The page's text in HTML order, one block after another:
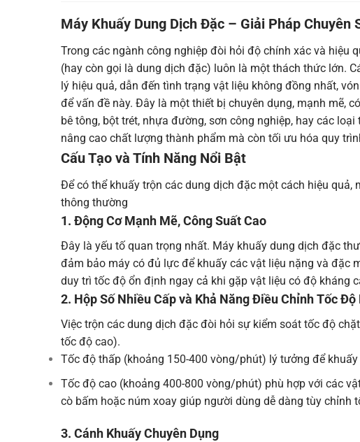
Máy Khuấy Dung Dịch Đặc – Giải Pháp Chuyên
Trong các ngành công nghiệp đòi hỏi độ chính xác và hiệu
(hay còn gọi là dung dịch đặc) luôn là một thách thức lớn.
lý hiệu quả, dẫn đến tình trạng vật liệu không đồng nhất,
để vấn đề này. Đây là một thiết bị chuyên dụng, mạnh mẽ,
bê tông, bột trét, nhựa đường, sơn công nghiệp, hay các
nâng cao chất lượng thành phẩm mà còn tối ưu hóa quy
Cấu Tạo và Tính Năng Nổi Bật
Để có thể khuấy trộn các dung dịch đặc một cách hiệu
thông thường
1. Động Cơ Mạnh Mẽ, Công Suất Cao
Đây là yếu tố quan trọng nhất. Máy khuấy dung dịch đặc
đảm bảo máy có đủ lực để khuấy các vật liệu nặng và đặc
duy trì tốc độ ổn định ngay cả khi gặp vật liệu có độ kháng
2. Hộp Số Nhiều Cấp và Khả Năng Điều Chỉnh Tốc
Việc trộn các dung dịch đặc đòi hỏi sự kiểm soát tốc độ
tốc độ cao).
Tốc độ thấp (khoảng 150-400 vòng/phút) lý tưởng để
Tốc độ cao (khoảng 400-800 vòng/phút) phù hợp với các
cò bấm hoặc núm xoay giúp người dùng dễ dàng tùy chỉnh
3. Cánh Khuấy Chuyên Dụng